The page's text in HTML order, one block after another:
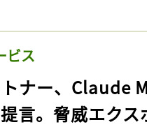
ビス
トナー、Claude
言。脅威エク
会員登録